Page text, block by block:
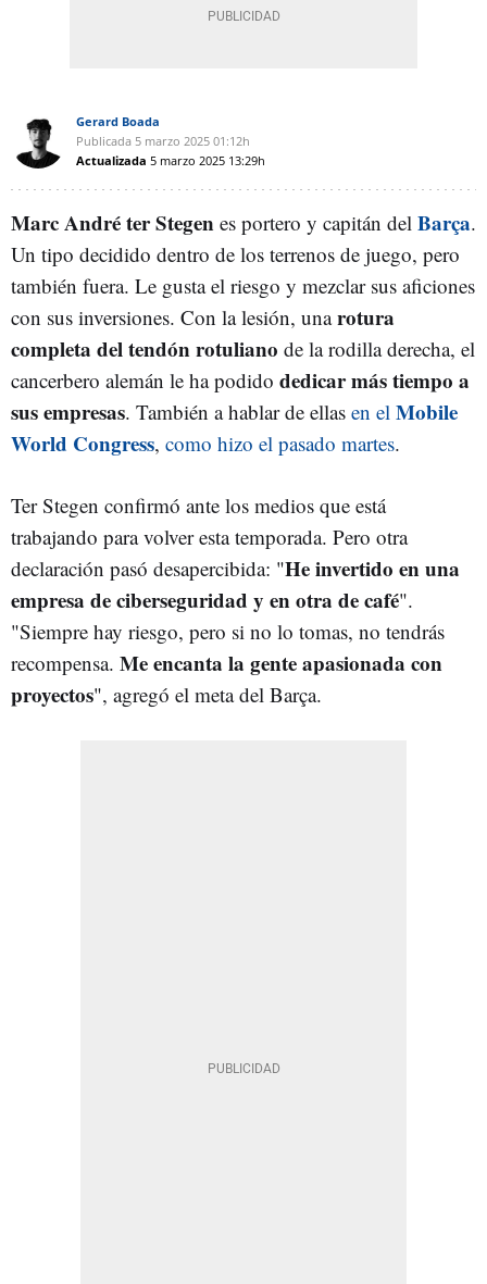
Gerard Boada
Publicada 5 marzo 2025 01:12h
Actualizada 5 marzo 2025 13:29h
Marc André ter Stegen es portero y capitán del Barça.
Un tipo decidido dentro de los terrenos de juego, pero
también fuera. Le gusta el riesgo y mezclar sus aficiones
con sus inversiones. Con la lesión, unarotura
completa del tendón rotuliano de la rodilla derecha, el
cancerbero alemán le ha podido dedicar más tiempo a
sus empresas. También a hablar de ellas en el Mobile
World Congress, como hizo el pasado martes.
Ter Stegen confirmó ante los medios que está
trabajando para volver esta temporada. Pero otra
declaración pasó desapercibida: "He invertido en una
empresa de ciberseguridad y en otra de café".
"Siempre hay riesgo, pero si no lo tomas, no tendrás
recompensa. Me encanta la gente apasionada con
proyectos", agregó el meta del Barça.